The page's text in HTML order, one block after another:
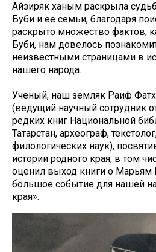
Айзиряк ханым раскрыла
Буби и ее семьи, благодаря
раскрыто множество фактов,
Буби, нам довелось
неизвестными страницами в
нашего народа.
Ученый, наш земляк Раиф
(ведущий научный сотрудник
редких книг Национальной
Татарстан, археограф,
филологических наук),
истории родного края, в том
оценил выход книги о Марьям
большое событие для нашей
края».